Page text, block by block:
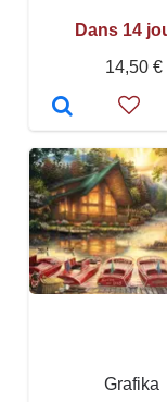
Dans 14
14,50 €
Grafika